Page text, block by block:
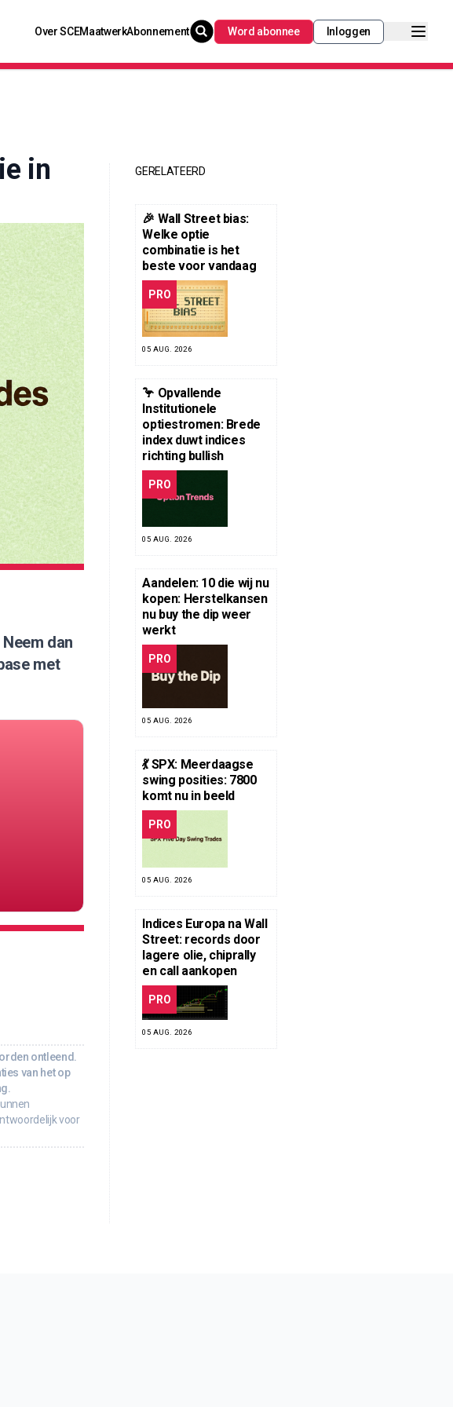
Over SCEMaatwerkAbonnement Word abonnee Inloggen
in
Neem dan
met
ontleend.
van het op
voor
GERELATEERD
🎉 Wall Street bias:
Welke optie
combinatie is het
beste voor vandaag
PRO
05 AUG. 2026
🦩 Opvallende
Institutionele
optiestromen: Brede
index duwt indices
richting bullish
PRO
05 AUG. 2026
Aandelen: 10 die wij nu
kopen: Herstelkansen
nu buy the dip weer
werkt
PRO
05 AUG. 2026
💃 SPX: Meerdaagse
swing posities: 7800
komt nu in beeld
PRO
05 AUG. 2026
Indices Europa na Wall
Street: records door
lagere olie, chiprally
en call aankopen
PRO
05 AUG. 2026